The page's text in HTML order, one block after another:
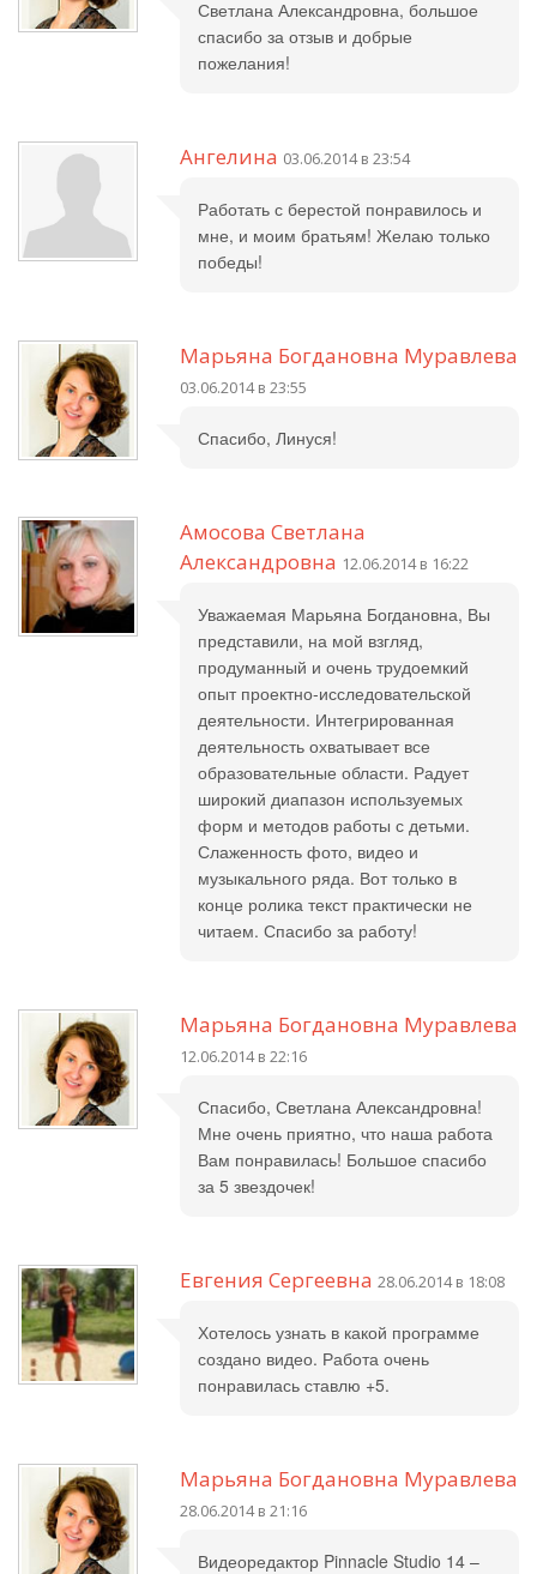
Светлана Александровна, большое
спасибо за отзыв и добрые
пожелания!
Ангелина 03.06.2014 в 23:54
Работать с берестой понравилось и
мне, и моим братьям! Желаю только
победы!
Марьяна Богдановна Муравлева
03.06.2014 в 23:55
Спасибо, Линуся!
Амосова Светлана
Александровна 12.06.2014 в 16:22
Уважаемая Марьяна Богдановна, Вы
представили, на мой взгляд,
продуманный и очень трудоемкий
опыт проектно-исследовательской
деятельности. Интегрированная
деятельность охватывает все
образовательные области. Радует
широкий диапазон используемых
форм и методов работы с детьми.
Слаженность фото, видео и
музыкального ряда. Вот только в
конце ролика текст практически не
читаем. Спасибо за работу!
Марьяна Богдановна Муравлева
12.06.2014 в 22:16
Спасибо, Светлана Александровна!
Мне очень приятно, что наша работа
Вам понравилась! Большое спасибо
за 5 звездочек!
Евгения Сергеевна 28.06.2014 в 18:08
Хотелось узнать в какой программе
создано видео. Работа очень
понравилась ставлю +5.
Марьяна Богдановна Муравлева
28.06.2014 в 21:16
Видеоредактор Pinnacle Studio 14 –